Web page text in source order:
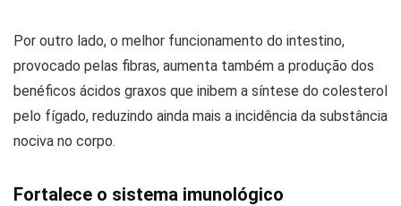
Por outro lado, o melhor funcionamento do intestino,
provocado pelas fibras, aumenta também a produção dos
benéficos ácidos graxos que inibem a síntese do colesterol
pelo fígado, reduzindo ainda mais a incidência da substância
nociva no corpo.
Fortalece o sistema imunológico